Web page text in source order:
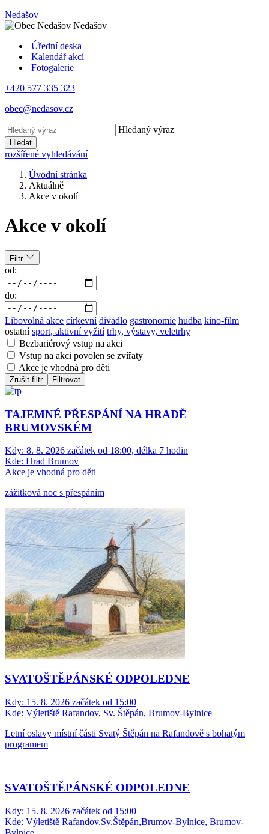
Nedašov
Nedašov
Úřední deska
Kalendář akcí
Fotogalerie
+420 577 335 323
obec@nedasov.cz
Hledaný výraz
Hledat
rozšířené vyhledávání
Úvodní stránka
Aktuálně
Akce v okolí
Akce v okolí
Filtr
od:
do:
Libovolná akce církevní divadlo gastronomie hudba kino-film
ostatní sport, aktivní vyžití trhy, výstavy, veletrhy
Bezbariérový vstup na akci
Vstup na akci povolen se zvířaty
Akce je vhodná pro děti
Zrušit filtr Filtrovat
TAJEMNÉ PŘESPÁNÍ NA HRADĚ
BRUMOVSKÉM
Kdy: 8. 8. 2026 začátek od 18:00, délka 7 hodin
Kde: Hrad Brumov
Akce je vhodná pro děti
zážitková noc s přespáním
SVATOŠTĚPÁNSKÉ ODPOLEDNE
Kdy: 15. 8. 2026 začátek od 15:00
Kde: Výletiště Rafandov, Sv. Štěpán, Brumov-Bylnice
Letní oslavy místní části Svatý Štěpán na Rafandově s bohatým
programem
SVATOŠTĚPÁNSKÉ ODPOLEDNE
Kdy: 15. 8. 2026 začátek od 15:00
Kde: Výletiště Rafandov,Sv.Štěpán,Brumov-Bylnice, Brumov-